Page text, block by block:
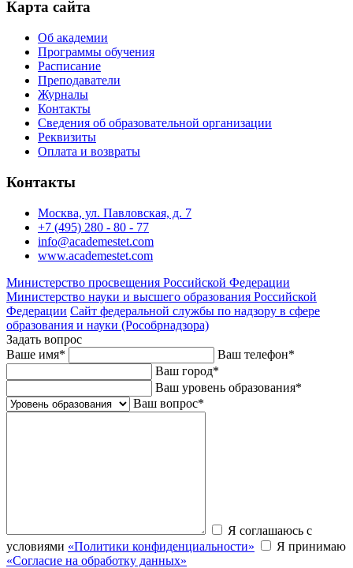
Карта сайта
Об академии
Программы обучения
Расписание
Преподаватели
Журналы
Контакты
Сведения об образовательной организации
Реквизиты
Оплата и возвраты
Контакты
Москва, ул. Павловская, д. 7
+7 (495) 280 - 80 - 77
info@academestet.com
www.academestet.com
Министерство просвещения Российской Федерации
Министерство науки и высшего образования Российской
Федерации Сайт федеральной службы по надзору в сфере
образования и науки (Рособрнадзора)
Задать вопрос
Ваше имя* Ваш телефон*
Ваш город*
Ваш уровень образования*
Ваш вопрос*
Я соглашаюсь с
условиями «Политики конфиденциальности»
Я принимаю
«Согласие на обработку данных»